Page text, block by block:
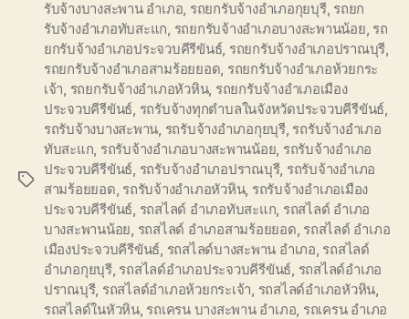
Tags
รับจ้างบางสะพาน อำเภอ รถยกรับจ้างอำเภอกุยบุรี, รถยก
รับจ้างอำเภอทับสะแก รถยกรับจ้างอำเภอบางสะพานน้อย รถ
ยกรับจ้างอำเภอประจวบคีรีขันธ์, รถยกรับจ้างอำเภอปราณบุรี
รถยกรับจ้างอำเภอสามร้อยยอด รถยกรับจ้างอำเภอห้วยกระ
เจ้า รถยกรับจ้างอำเภอหัวหิน, รถยกรับจ้างอำเภอเมือง
ประจวบคีรีขันธ์ รถรับจ้างทุกตำบลในจังหวัดประจวบคีรีขันธ์
รถรับจ้างบางสะพาน รถรับจ้างอำเภอกุยบุรี, รถรับจ้างอำเภอ
ทับสะแก รถรับจ้างอำเภอบางสะพานน้อย รถรับจ้างอำเภอ
ประจวบคีรีขันธ์ รถรับจ้างอำเภอปราณบุรี, รถรับจ้างอำเภอ
สามร้อยยอด รถรับจ้างอำเภอหัวหิน, รถรับจ้างอำเภอเมือง
ประจวบคีรีขันธ์ รถสไลด์ อำเภอทับสะแก รถสไลด์ อำเภอ
บางสะพานน้อย รถสไลด์ อำเภอสามร้อยยอด รถสไลด์ อำเภอ
เมืองประจวบคีรีขันธ์ รถสไลด์บางสะพาน อำเภอ รถสไลด์
อำเภอกุยบุรี, รถสไลด์อำเภอประจวบคีรีขันธ์ รถสไลด์อำเภอ
ปราณบุรี, รถสไลด์อำเภอห้วยกระเจ้า รถสไลด์อำเภอหัวหิน
รถสไลด์ในหัวหิน, รถเครน บางสะพาน อำเภอ รถเครน อำเภอ